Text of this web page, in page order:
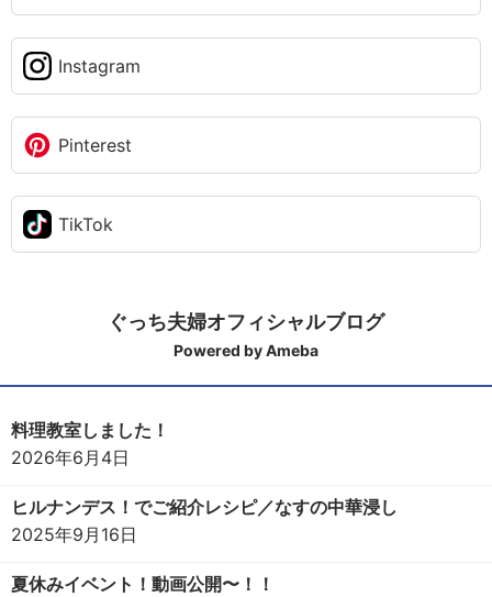
Instagram
Pinterest
TikTok
ぐっち夫婦オフィシャルブログ
Powered by Ameba
料理教室しました！
2026年6月4日
ヒルナンデス！でご紹介レシピ／なすの中華浸し
2025年9月16日
夏休みイベント！動画公開〜！！